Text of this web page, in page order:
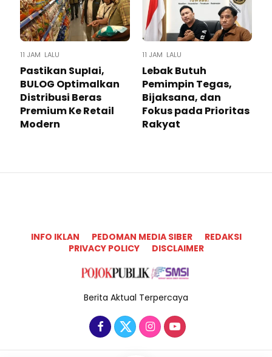
11 JAM LALU
Pastikan SupIai,
BULOG Optimalkan
Distribusi Beras
Premium Ke Retail
Modern
11 JAM LALU
Lebak Butuh
Pemimpin Tegas,
Bijaksana, dan
Fokus pada Prioritas
Rakyat
INFO IKLAN PEDOMAN MEDIA SIBER
REDAKSI
PRIVACY POLICY
DISCLAIMER
Berita Aktual Terpercaya